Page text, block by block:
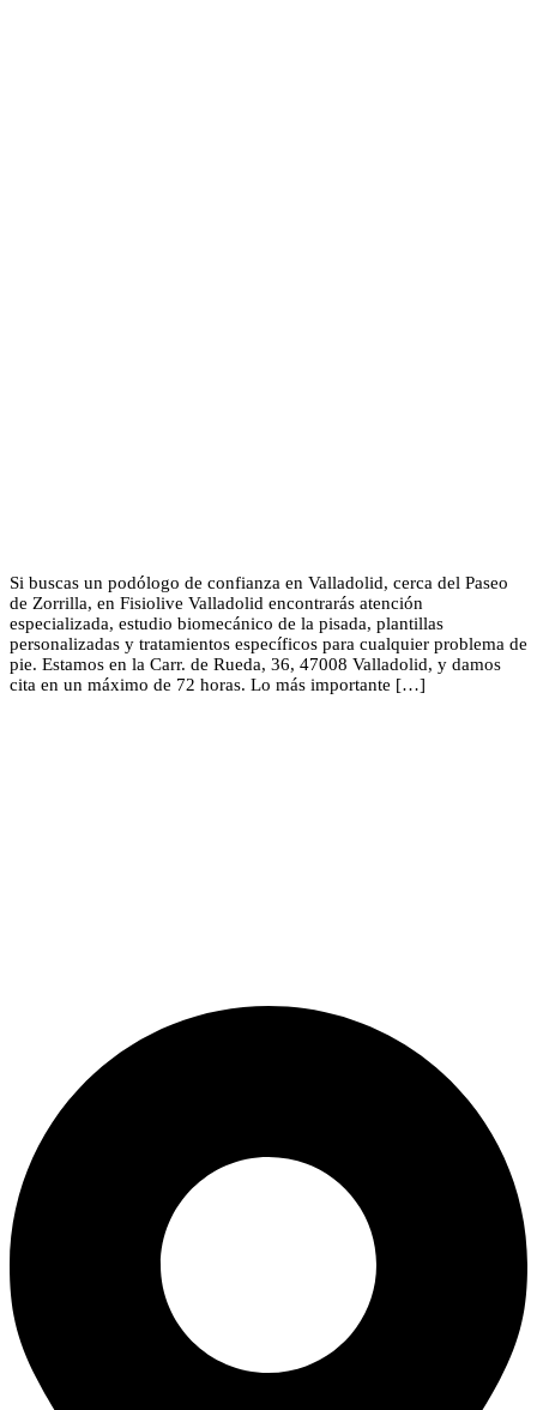
Si buscas un podólogo de confianza en Valladolid, cerca del Paseo
de Zorrilla, en Fisiolive Valladolid encontrarás atención
especializada, estudio biomecánico de la pisada, plantillas
personalizadas y tratamientos específicos para cualquier problema de
pie. Estamos en la Carr. de Rueda, 36, 47008 Valladolid, y damos
cita en un máximo de 72 horas. Lo más importante […]